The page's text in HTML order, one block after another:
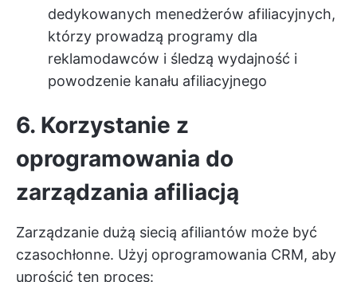
dedykowanych menedżerów afiliacyjnych,
którzy prowadzą programy dla
reklamodawców i śledzą wydajność i
powodzenie kanału afiliacyjnego
6. Korzystanie z
oprogramowania do
zarządzania afiliacją
Zarządzanie dużą siecią afiliantów może być
czasochłonne. Użyj oprogramowania CRM, aby
uprościć ten proces: